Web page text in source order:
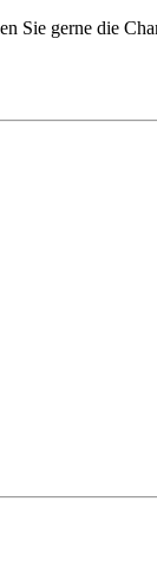
gerne die